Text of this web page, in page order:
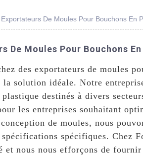
Exportateurs De Moules Pour Bouchons En
De Moules Pour Bouchons
des exportateurs de moules
solution idéale. Notre
plastique destinés à divers
les entreprises souhaitant
de moules, nous
spécifications spécifiques. Chez
et nous nous efforçons de